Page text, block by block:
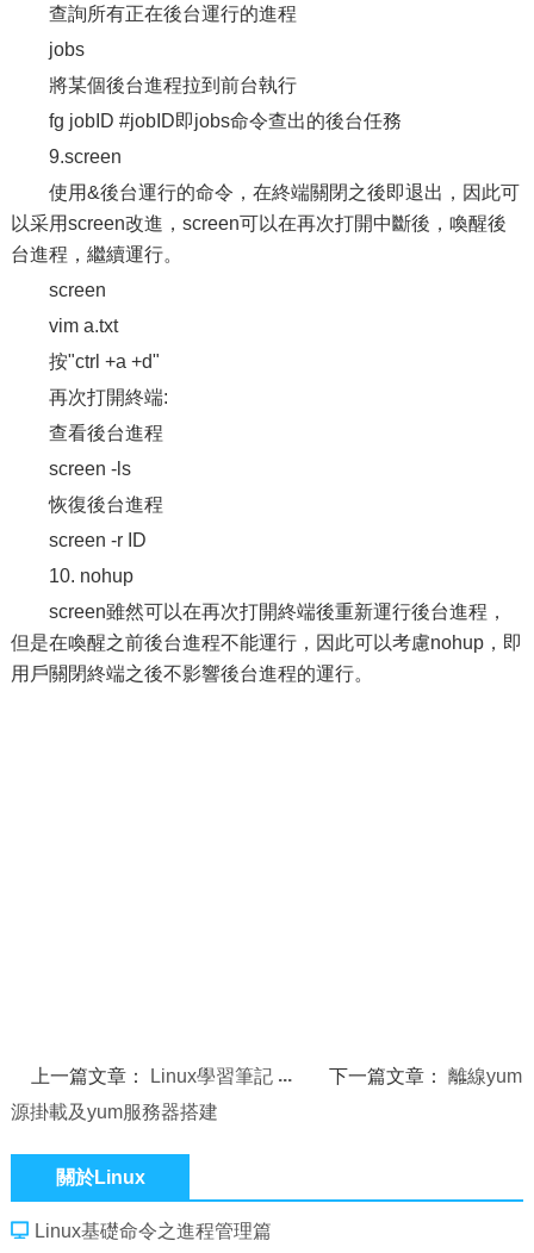
查詢所有正在後台運行的進程
jobs
將某個後台進程拉到前台執行
fg jobID #jobID即jobs命令查出的後台任務
9.screen
使用&後台運行的命令，在終端關閉之後即退出，因此可
以采用screen改進，screen可以在再次打開中斷後，喚醒後
台進程，繼續運行。
screen
vim a.txt
按"ctrl +a +d"
再次打開終端:
查看後台進程
screen -ls
恢復後台進程
screen -r ID
10. nohup
screen雖然可以在再次打開終端後重新運行後台進程，
但是在喚醒之前後台進程不能運行，因此可以考慮nohup，即
用戶關閉終端之後不影響後台進程的運行。
上一篇文章： Linux學習筆記 下一篇文章：離線yum
源掛載及yum服務器搭建
關於Linux
Linux基礎命令之進程管理篇